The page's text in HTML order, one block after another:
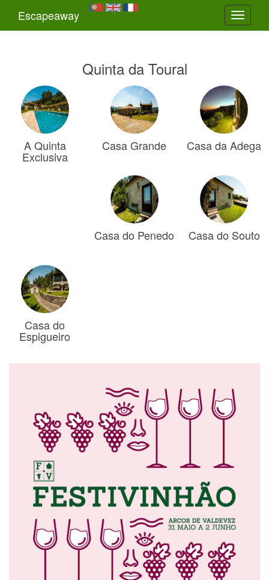
Toggle
Escapeaway
Quinta da Toural
A Quinta
Exclusiva
Casa Grande Casa da Adega
Casa do Penedo Casa do Souto
Casa do
Espigueiro